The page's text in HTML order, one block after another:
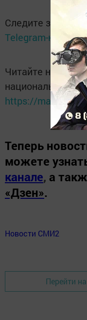
Следите за
Telegram-канале
Читайте новости
национальном
https://max.ru/
Теперь
можете
канале, а
«Дзен».
Новости СМИ2
Перейти